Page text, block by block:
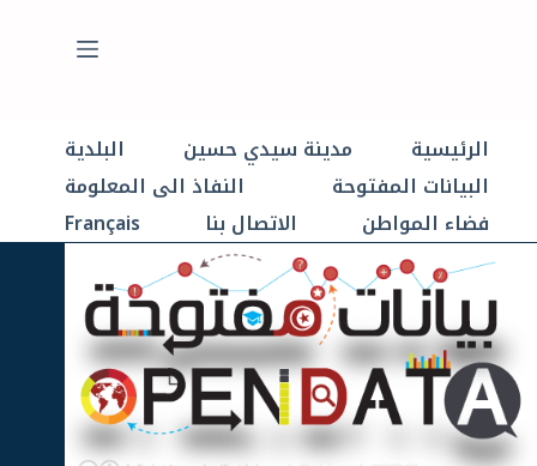
الرئيسية مدينة سيدي حسين
البلدية
البيانات المفتوحة
النفاذ الى المعلومة
فضاء المواطن
الاتصال بنا Français